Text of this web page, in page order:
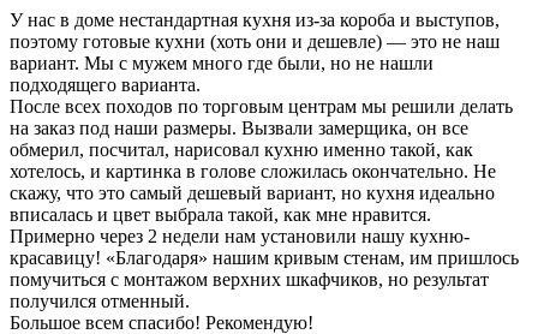
У нас в доме нестандартная кухня из-за короба и выступов,
поэтому готовые кухни (хоть они и дешевле) — это не наш
вариант. Мы с мужем много где были, но не нашли
подходящего варианта.
После всех походов по торговым центрам мы решили делать
на заказ под наши размеры. Вызвали замерщика, он все
обмерил, посчитал, нарисовал кухню именно такой, как
хотелось, и картинка в голове сложилась окончательно. Не
скажу, что это самый дешевый вариант, но кухня идеально
вписалась и цвет выбрала такой, как мне нравится.
Примерно через 2 недели нам установили нашу кухню-
красавицу! «Благодаря» нашим кривым стенам, им пришлось
помучиться с монтажом верхних шкафчиков, но результат
получился отменный.
Большое всем спасибо! Рекомендую!